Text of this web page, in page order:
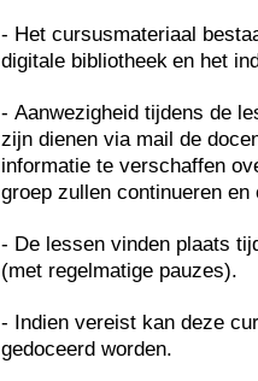
- Het cursusmateriaal
digitale bibliotheek en het
- Aanwezigheid tijdens de
zijn dienen via mail de
informatie te verschaffen
groep zullen continueren
- De lessen vinden plaats
(met regelmatige pauzes).
- Indien vereist kan deze
gedoceerd worden.